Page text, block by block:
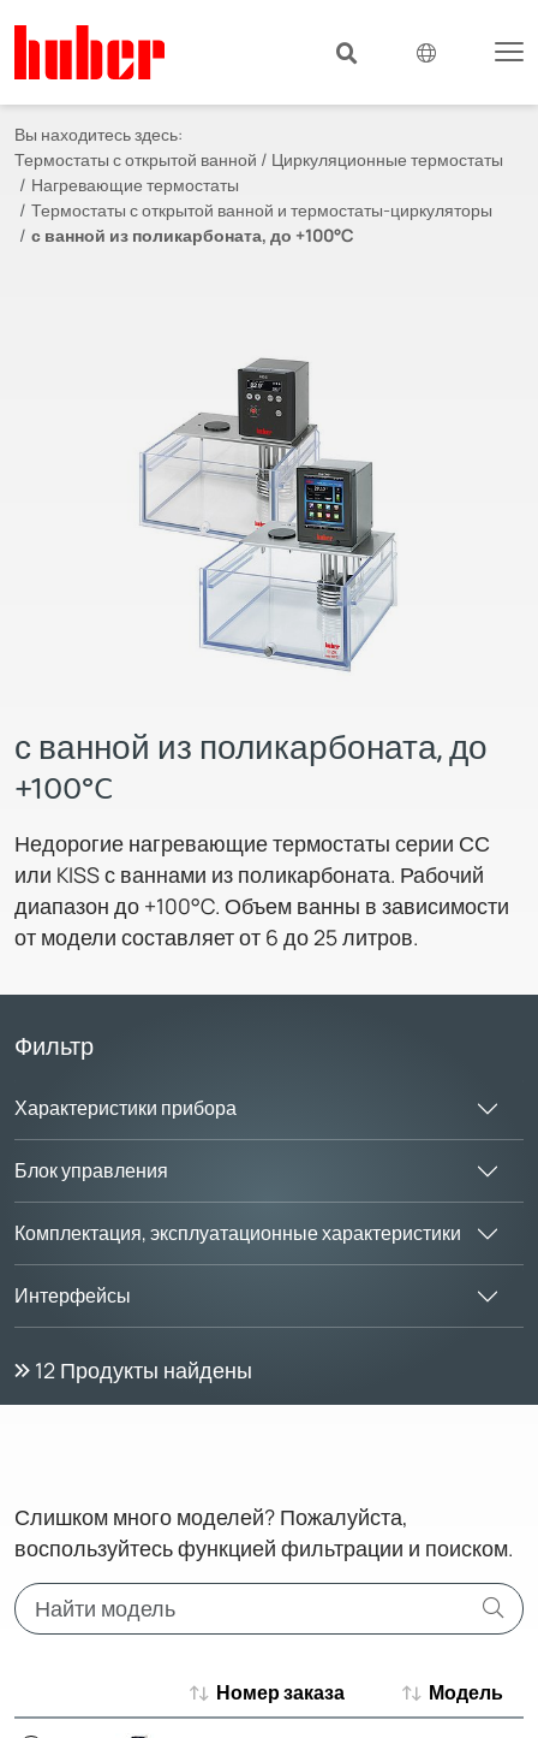
Вы находитесь здесь:
Термостаты с открытой ванной / Циркуляционные термостаты
Нагревающие термостаты
Термостаты с открытой ванной и термостаты-циркуляторы
с ванной из поликарбоната, до +100°C
с ванной из поликарбоната, до
+100°C
Недорогие нагревающие термостаты серии СС
или KISS с ваннами из поликарбоната. Рабочий
диапазон до +100°C. Объем ванны в зависимости
от модели составляет от 6 до 25 литров.
Фильтр
Характеристики прибора
Блок управления
Комплектация, эксплуатационные характеристики
Интерфейсы
12 Продукты найдены
Слишком много моделей? Пожалуйста,
воспользуйтесь функцией фильтрации и поиском.
Номер заказа
Модель